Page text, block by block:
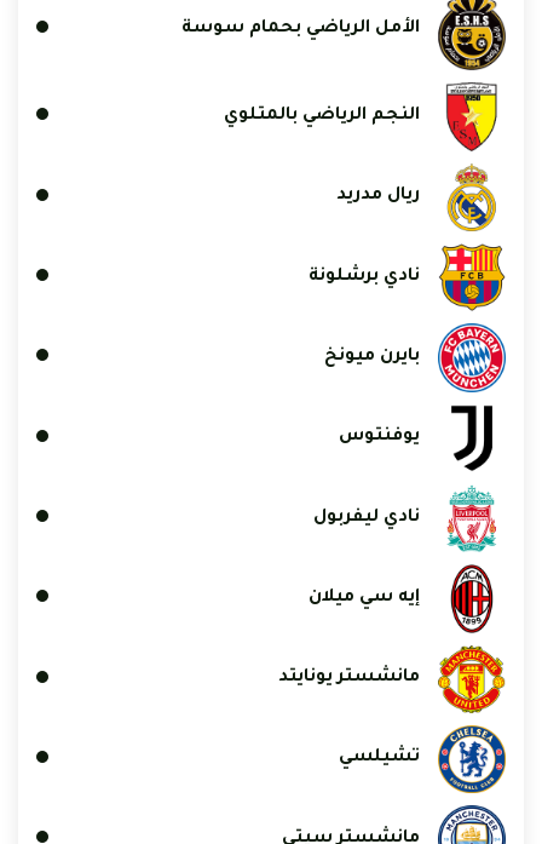
الأمل الرياضي بحمام سوسة
النجم الرياضي بالمتلوي
ريال مدريد
نادي برشلونة
بايرن ميونخ
يوفنتوس
نادي ليفربول
إيه سي ميلان
مانشستر يونايتد
تشيلسي
مانشستر سيتي